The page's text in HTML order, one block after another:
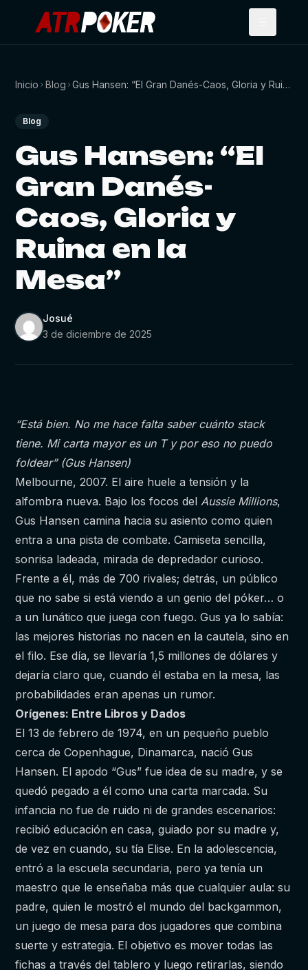
Inicio Blog Gus Hansen: “El Gran Danés-Caos, Gloria y Ruina en la Mesa”
Blog
Gus Hansen: “El
Gran Danés-
Caos, Gloria y
Ruina en la
Mesa”
Josué
3 de diciembre de 2025
“Está bien. No me hace falta saber cuánto stack
tiene. Mi carta mayor es un T y por eso no puedo
foldear” (Gus Hansen)
Melbourne, 2007. El aire huele a tensión y la
alfombra nueva. Bajo los focos delAussie Millions,
Gus Hansen camina hacia su asiento como quien
entra a una pista de combate. Camiseta sencilla,
sonrisa ladeada, mirada de depredador curioso.
Frente a él, más de 700 rivales; detrás, un público
que no sabe si está viendo a un genio del póker… o
a un lunático que juega con fuego. Gus ya lo sabía:
las mejores historias no nacen en la cautela, sino en
el filo. Ese día, se llevaría 1,5 millones de dólares y
dejaría claro que, cuando él estaba en la mesa, las
probabilidades eran apenas un rumor.
Orígenes: Entre Libros y Dados
El 13 de febrero de 1974, en un pequeño pueblo
cerca de Copenhague, Dinamarca, nació Gus
Hansen. El apodo “Gus” fue idea de su madre, y se
quedó pegado a él como una carta marcada. Su
infancia no fue de ruido ni de grandes escenarios:
recibió educación en casa, guiado por su madre y,
de vez en cuando, su tía Elise. En la adolescencia,
entró a la escuela secundaria, pero ya tenía un
maestro que le enseñaba más que cualquier aula: su
padre, quien le mostró el mundo del backgammon,
un juego de mesa para dos jugadores que combina
suerte y estrategia. El objetivo es mover todas las
fichas a través del tablero y luego retirarlas, siendo